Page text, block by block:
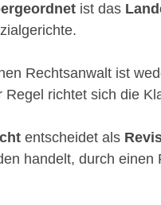
ist das
Rechtsanwalt ist
Regel richtet sich die
entscheidet als
handelt, durch